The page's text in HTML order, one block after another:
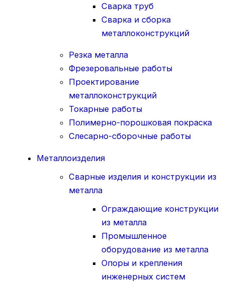
Сварка труб
Сварка и сборка
металлоконструкций
Резка металла
Фрезеровальные работы
Проектирование
металлоконструкций
Токарные работы
Полимерно-порошковая покраска
Слесарно-сборочные работы
Металлоизделия
Сварные изделия и конструкции из
металла
Ограждающие конструкции
из металла
Промышленное
оборудование из металла
Опоры и крепления
инженерных систем